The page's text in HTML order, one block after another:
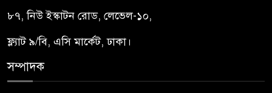
৮৭, নিউ ইস্কাটন রোড, লেভেল-১০,
ফ্ল্যাট ৯/বি, এসি মার্কেট, ঢাকা।
সম্পাদক